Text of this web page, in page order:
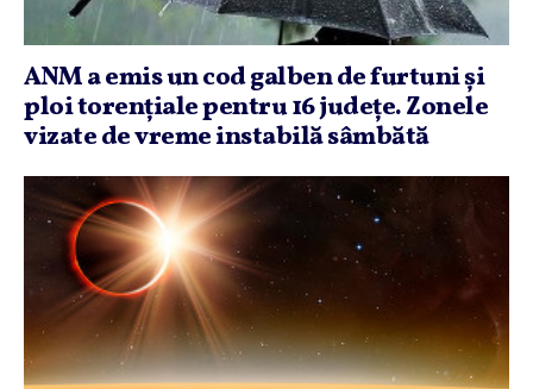
ANM a emis un cod galben de furtuni şi
ploi torenţiale pentru 16 judeţe. Zonele
vizate de vreme instabilă sâmbătă